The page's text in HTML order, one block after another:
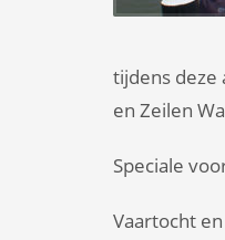
tijdens deze
en Zeilen
Speciale
Vaartocht